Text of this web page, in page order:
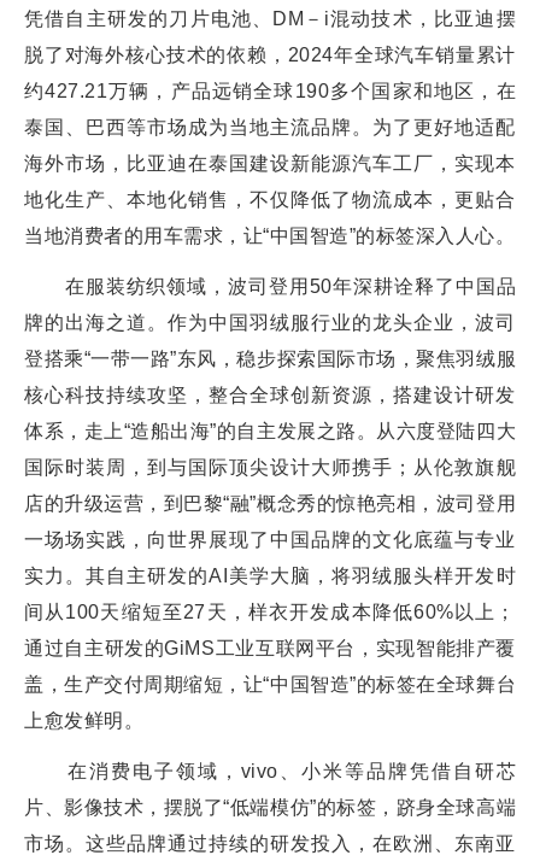
凭借自主研发的刀片电池、DM－i混动技术，比亚迪摆
脱了对海外核心技术的依赖，2024年全球汽车销量累计
约427.21万辆，产品远销全球190多个国家和地区，在
泰国、巴西等市场成为当地主流品牌。为了更好地适配
海外市场，比亚迪在泰国建设新能源汽车工厂，实现本
地化生产、本地化销售，不仅降低了物流成本，更贴合
当地消费者的用车需求，让“中国智造”的标签深入人心。
在服装纺织领域，波司登用50年深耕诠释了中国品
牌的出海之道。作为中国羽绒服行业的龙头企业，波司
登搭乘“一带一路”东风，稳步探索国际市场，聚焦羽绒服
核心科技持续攻坚，整合全球创新资源，搭建设计研发
体系，走上“造船出海”的自主发展之路。从六度登陆四大
国际时装周，到与国际顶尖设计大师携手；从伦敦旗舰
店的升级运营，到巴黎“融”概念秀的惊艳亮相，波司登用
一场场实践，向世界展现了中国品牌的文化底蕴与专业
实力。其自主研发的AI美学大脑，将羽绒服头样开发时
间从100天缩短至27天，样衣开发成本降低60%以上；
通过自主研发的GiMS工业互联网平台，实现智能排产覆
盖，生产交付周期缩短，让“中国智造”的标签在全球舞台
上愈发鲜明。
在消费电子领域，vivo、小米等品牌凭借自研芯
片、影像技术，摆脱了“低端模仿”的标签，跻身全球高端
市场。这些品牌通过持续的研发投入，在欧洲、东南亚